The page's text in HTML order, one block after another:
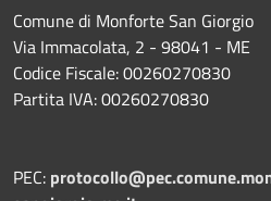
Comune di Monforte San Giorgio
Via Immacolata, 2 - 98041 - ME
Codice Fiscale: 00260270830
Partita IVA: 00260270830
PEC: